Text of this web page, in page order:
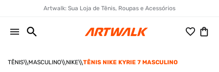
Artwalk: Sua Loja de Tênis, Roupas e Acessórios
TÊNIS MASCULINO NIKE TÊNIS NIKE KYRIE 7 MASCULINO